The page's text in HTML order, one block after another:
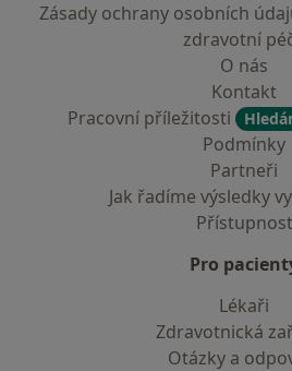
Zásady ochrany osobních
zdravotní
O nás
Kontakt
Pracovní příležitosti
Podmínky
Partneři
Jak řadíme výsledky
Přístupnost
Pro
Lékaři
Zdravotnická
Otázky a